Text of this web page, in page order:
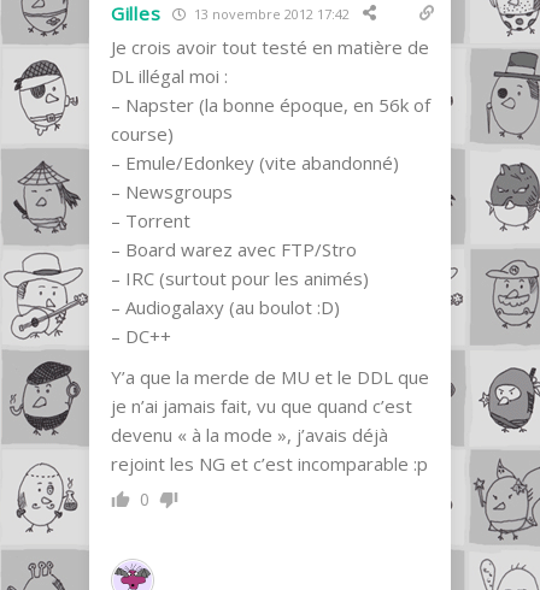
Gilles 13 novembre 2012 17:42
Je crois avoir tout testé en matière de
DL illégal moi :
– Napster (la bonne époque, en 56k of
course)
– Emule/Edonkey (vite abandonné)
– Newsgroups
– Torrent
– Board warez avec FTP/Stro
– IRC (surtout pour les animés)
– Audiogalaxy (au boulot :D)
– DC++
Y’a que la merde de MU et le DDL que
je n’ai jamais fait, vu que quand c’est
devenu « à la mode », j’avais déjà
rejoint les NG et c’est incomparable :p
0